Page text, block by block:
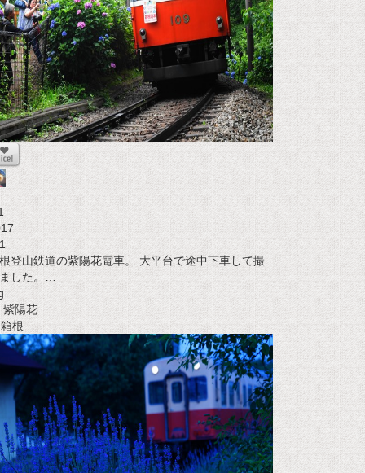
1
登山鉄道の紫陽花電車。 大平台で途中下車して撮
した。…
紫陽花
根